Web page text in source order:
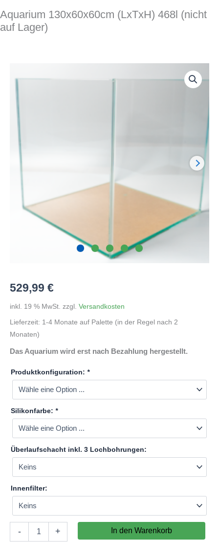
Aquarium 130x60x60cm (LxTxH) 468l (nicht
auf Lager)
529,99 €
inkl. 19 % MwSt. zzgl. Versandkosten
Lieferzeit: 1-4 Monate auf Palette (in der Regel nach 2
Monaten)
Das Aquarium wird erst nach Bezahlung hergestellt.
Produktkonfiguration: *
Silikonfarbe: *
Überlaufschacht inkl. 3 Lochbohrungen:
Innenfilter:
-
130x60x60cm
+ In den Warenkorb